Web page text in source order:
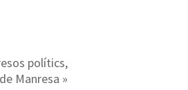
polítics,
Manresa »